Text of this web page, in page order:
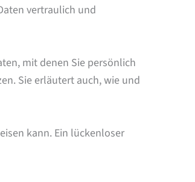
vertraulich und
mit denen Sie persönlich
Sie erläutert auch, wie und
kann. Ein lückenloser